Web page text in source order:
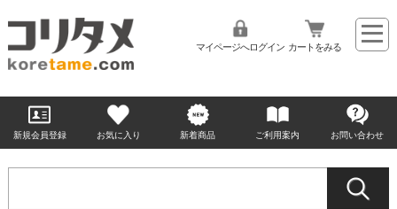
マイページへログイン カートをみる
新規会員登録 お気に入り 新着商品 ご利用案内 お問い合わせ